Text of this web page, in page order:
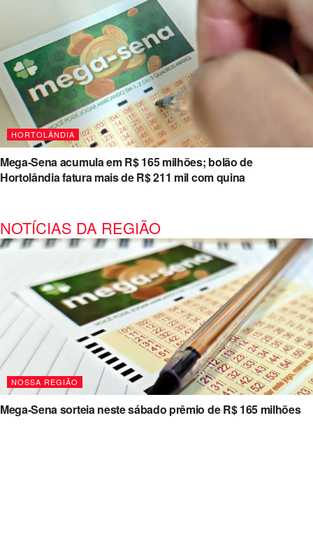
HORTOLÂNDIA
Mega-Sena acumula em R$ 165 milhões; bolão de
Hortolândia fatura mais de R$ 211 mil com quina
NOTÍCIAS DA REGIÃO
NOSSA REGIÃO
Mega-Sena sorteia neste sábado prêmio de R$ 165 milhões